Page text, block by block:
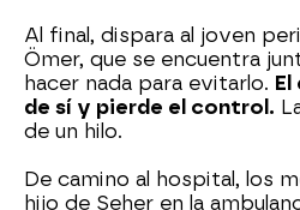
Al final, dispara al joven
Ömer, que se encuentra
hacer nada para evitarlo.
de sí y pierde el control.
de un hilo.
De camino al hospital, los
hijo de Seher en la